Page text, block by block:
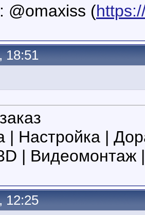
@omaxiss (
18:51
| Настройка |
| Видеомонтаж
12:25